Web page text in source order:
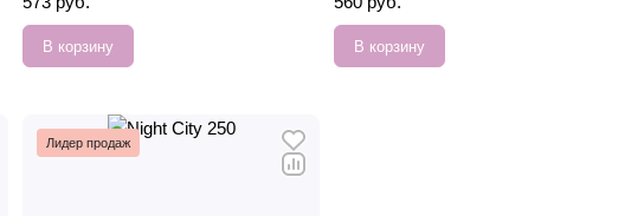
В корзину В корзину
Лидер продаж